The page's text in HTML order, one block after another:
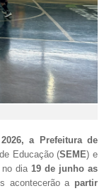
a Prefeitura de
Educação (SEME) e
no dia19 de junho as
acontecerão a partir